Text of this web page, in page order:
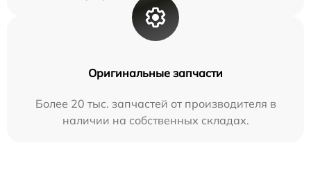
Оригинальные запчасти
Более 20 тыс. запчастей от производителя в
наличии на собственных складах.